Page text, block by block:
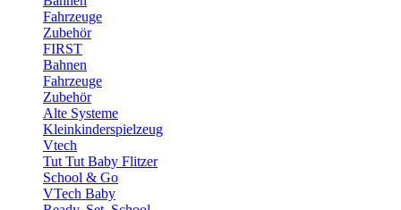
Fahrzeuge
Zubehör
FIRST
Bahnen
Fahrzeuge
Zubehör
Alte Systeme
Kleinkinderspielzeug
Vtech
Tut Tut Baby Flitzer
School & Go
VTech Baby